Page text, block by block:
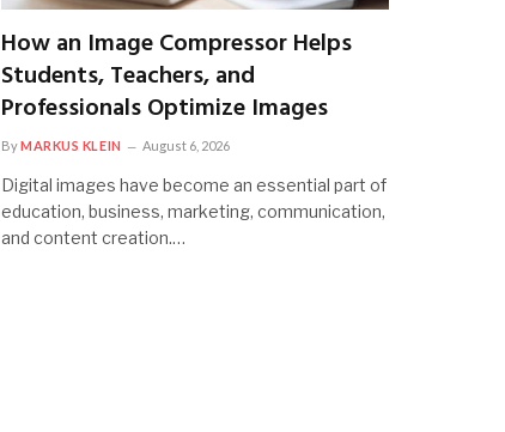
How an Image Compressor Helps
Students, Teachers, and
Professionals Optimize Images
ByMARKUS KLEIN August 6, 2026
Digital images have become an essential part of
education, business, marketing, communication,
and content creation.…